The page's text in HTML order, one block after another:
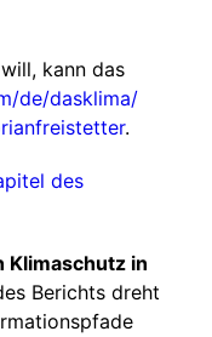
kann das
de/dasklima/
.
des
Klimaschutz in
Berichts dreht